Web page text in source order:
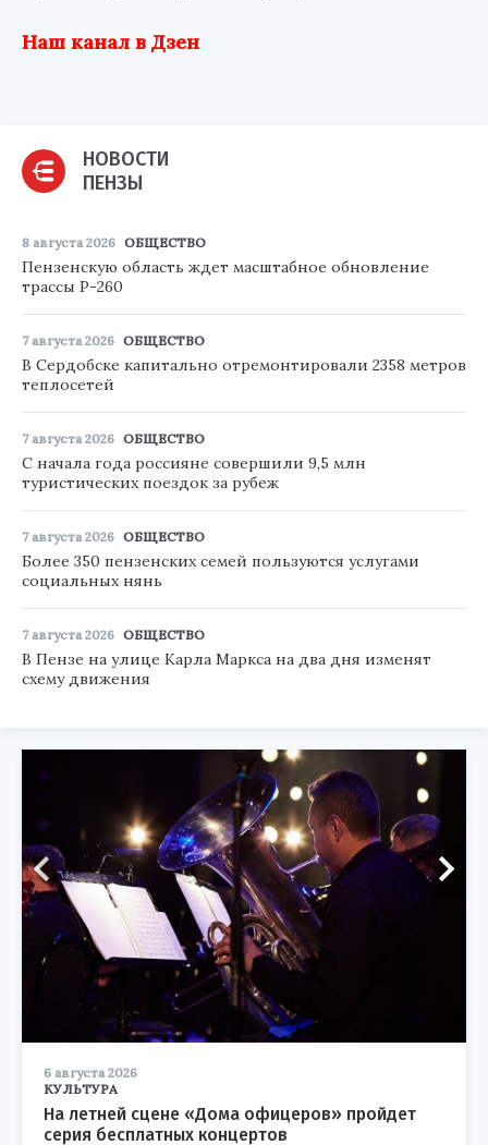
Наш канал в Дзен
НОВОСТИ
ПЕНЗЫ
8 августа 2026 ОБЩЕСТВО
Пензенскую область ждет масштабное обновление
трассы Р-260
7 августа 2026 ОБЩЕСТВО
В Сердобске капитально отремонтировали 2358 метров
теплосетей
7 августа 2026 ОБЩЕСТВО
С начала года россияне совершили 9,5 млн
туристических поездок за рубеж
7 августа 2026 ОБЩЕСТВО
Более 350 пензенских семей пользуются услугами
социальных нянь
7 августа 2026 ОБЩЕСТВО
В Пензе на улице Карла Маркса на два дня изменят
схему движения
6 августа 2026
КУЛЬТУРА
На летней сцене «Дома офицеров» пройдет
серия бесплатных концертов